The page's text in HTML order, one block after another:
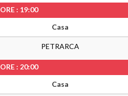
ORE : 19:00
Casa
PETRARCA
ORE : 20:00
Casa